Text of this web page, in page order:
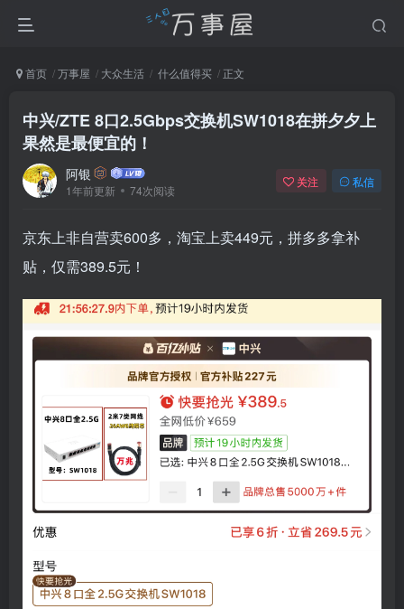
首页 万事屋 大众生活 什么值得买 正文
中兴/ZTE 8口2.5Gbps交换机SW1018在拼夕夕上
果然是最便宜的！
阿银
1年前更新 74次阅读
关注 私信
京东上非自营卖600多，淘宝上卖449元，拼多多拿补
贴，仅需389.5元！